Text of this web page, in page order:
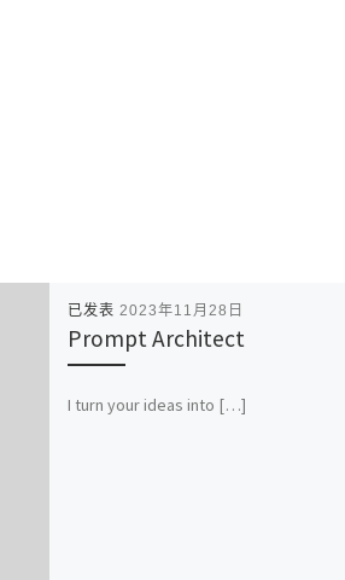
已发表 2023年11月28日
Prompt Architect
I turn your ideas into […]